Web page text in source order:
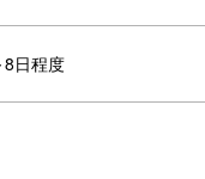
8日程度